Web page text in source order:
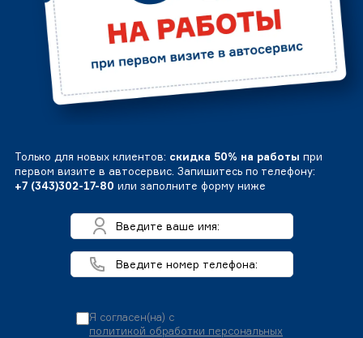
Только для новых клиентов: скидка 50% на работы при
первом визите в автосервис. Запишитесь по телефону:
+7 (343)302-17-80 или заполните форму ниже
Я согласен(на) с
политикой обработки персональных